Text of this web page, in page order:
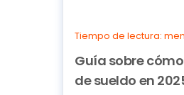
Tiempo de lectura:
Guía sobre
de sueldo en